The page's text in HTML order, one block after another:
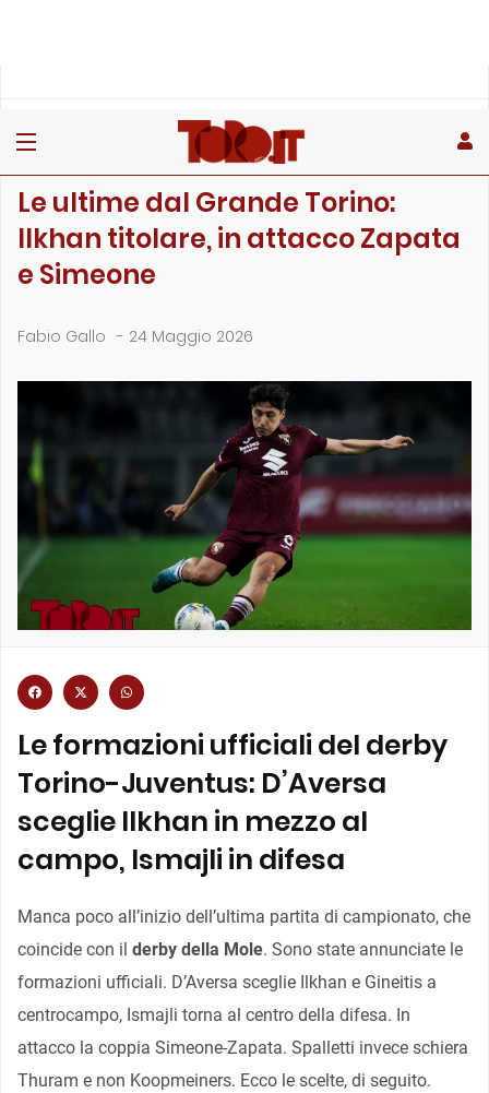
Le ultime dal Grande Torino:
Ilkhan titolare, in attacco Zapata
e Simeone
Fabio Gallo - 24 Maggio 2026
Le formazioni ufficiali del derby
Torino-Juventus: D’Aversa
sceglie Ilkhan in mezzo al
campo, Ismajli in difesa
Manca poco all’inizio dell’ultima partita di campionato, che
coincide con il derby della Mole. Sono state annunciate le
formazioni ufficiali. D’Aversa sceglie Ilkhan e Gineitis a
centrocampo, Ismajli torna al centro della difesa. In
attacco la coppia Simeone-Zapata. Spalletti invece schiera
Thuram e non Koopmeiners. Ecco le scelte, di seguito.